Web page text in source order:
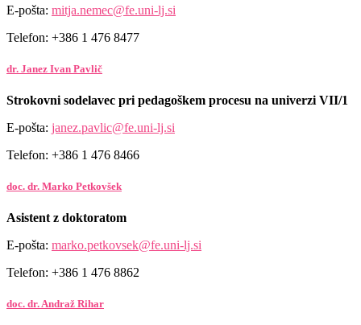
E-pošta: mitja.nemec@fe.uni-lj.si
Telefon: +386 1 476 8477
dr. Janez Ivan Pavlič
Strokovni sodelavec pri pedagoškem procesu na univerzi VII/1
E-pošta: janez.pavlic@fe.uni-lj.si
Telefon: +386 1 476 8466
doc. dr. Marko Petkovšek
Asistent z doktoratom
E-pošta: marko.petkovsek@fe.uni-lj.si
Telefon: +386 1 476 8862
doc. dr. Andraž Rihar